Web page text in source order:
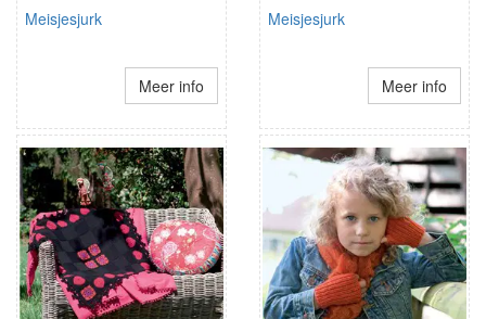
Meisjesjurk
Meer info
Meisjesjurk
Meer info